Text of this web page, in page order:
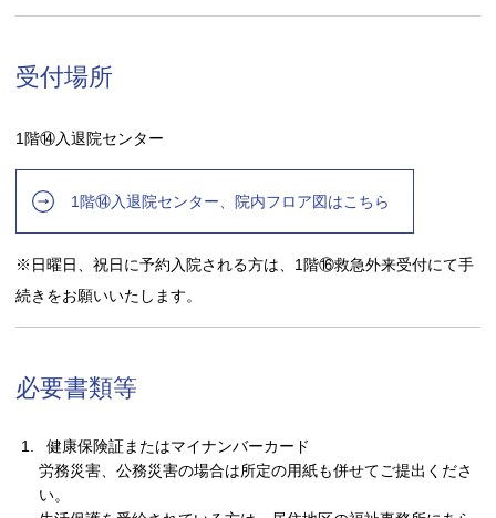
受付場所
1階⑭入退院センター
1階⑭入退院センター、院内フロア図はこちら
※日曜日、祝日に予約入院される方は、1階⑯救急外来受付にて手
続きをお願いいたします。
必要書類等
健康保険証またはマイナンバーカード
労務災害、公務災害の場合は所定の用紙も併せてご提出くださ
い。